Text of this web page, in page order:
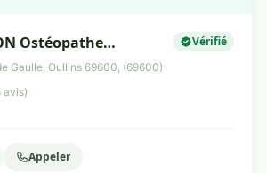
Ostéopathe
Micronutritionniste
Vérifié
Gaulle, Oullins 69600, (69600)
avis)
Appeler